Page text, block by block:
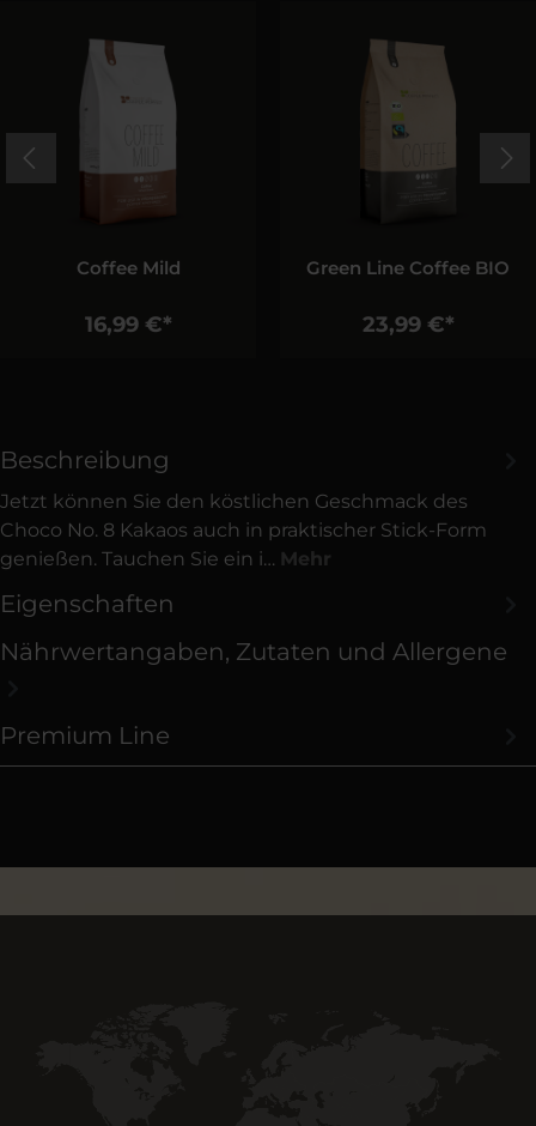
Coffee Mild
16,99 €*
Green Line Coffee BIO
23,99 €*
Beschreibung
Jetzt können Sie den köstlichen Geschmack des
Choco No. 8 Kakaos auch in praktischer Stick-Form
genießen. Tauchen Sie ein i… Mehr
Eigenschaften
Nährwertangaben, Zutaten und Allergene
Premium Line